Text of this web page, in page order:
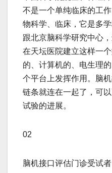
不是一个单纯临床的工
物科学、临床，它是多
跟北京脑科学研究中心
在天坛医院建立这样一
的、计算机的、电生理
个平台上发挥作用。脑
链条就连在一起了，可
试验的进展。
02
脑机接口评估门诊受试者